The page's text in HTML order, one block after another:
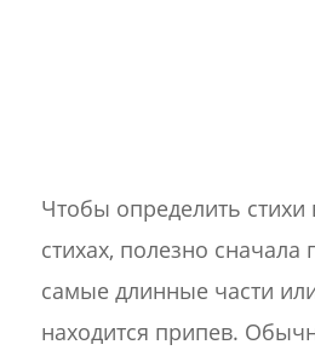
Чтобы определить стихи
стихах, полезно сначала
самые длинные части
находится припев.